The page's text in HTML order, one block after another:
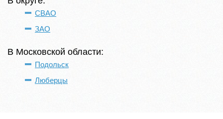
СВАО
ЗАО
В Московской области:
Подольск
Люберцы